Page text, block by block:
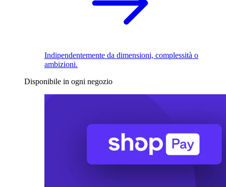
Indipendentemente da dimensioni, complessità o
ambizioni.
Disponibile in ogni negozio